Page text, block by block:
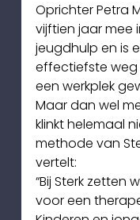
Oprichter Petra
vijftien jaar mee
jeugdhulp en is
effectiefste
een werkplek
Maar dan wel
klinkt helemaal
methode van
vertelt:
“Bij Sterk zetten
voor een